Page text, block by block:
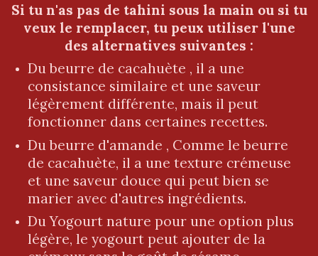
Si tu n'as pas de tahini sous la main ou si tu
veux le remplacer, tu peux utiliser l'une
des alternatives suivantes :
Du beurre de cacahuète , il a une
consistance similaire et une saveur
légèrement différente, mais il peut
fonctionner dans certaines recettes.
Du beurre d'amande , Comme le beurre
de cacahuète, il a une texture crémeuse
et une saveur douce qui peut bien se
marier avec d'autres ingrédients.
Du Yogourt nature pour une option plus
légère, le yogourt peut ajouter de la